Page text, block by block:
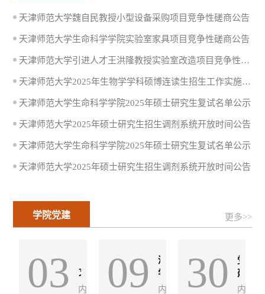
天津师范大学魏自民教授小型设备采购项目竞争性磋商公告
天津师范大学生命科学学院实验室家具项目竞争性磋商公告
天津师范大学引进人才王洪隆教授实验室改造项目竞争性磋商公告
天津师范大学2025年生物学学科硕博连读生招生工作实施细则（第二批）
天津师范大学生命科学学院2025年硕士研究生复试名单公示
天津师范大学2025年硕士研究生招生调剂系统开放时间公告
天津师范大学生命科学学院2025年硕士研究生复试名单公示
天津师范大学2025年硕士研究生招生调剂系统开放时间公告
学院党建 更多>>
03
习
进
内
09
深
学
盛
内
30
党
建
引
内